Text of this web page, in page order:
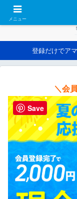
登録だけでア
＼会
メニュー
Save